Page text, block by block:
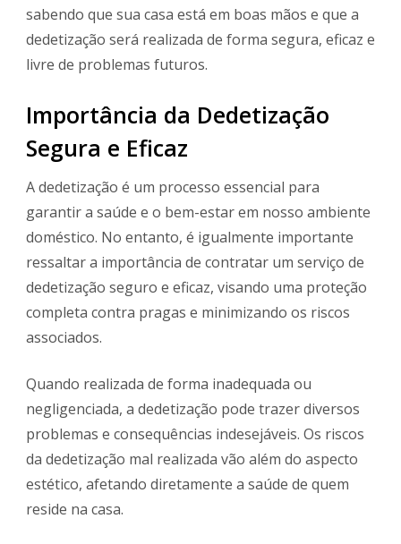
sabendo que sua casa está em boas mãos e que a
dedetização será realizada de forma segura, eficaz e
livre de problemas futuros.
Importância da Dedetização
Segura e Eficaz
A dedetização é um processo essencial para
garantir a saúde e o bem-estar em nosso ambiente
doméstico. No entanto, é igualmente importante
ressaltar a importância de contratar um serviço de
dedetização seguro e eficaz, visando uma proteção
completa contra pragas e minimizando os riscos
associados.
Quando realizada de forma inadequada ou
negligenciada, a dedetização pode trazer diversos
problemas e consequências indesejáveis. Os riscos
da dedetização mal realizada vão além do aspecto
estético, afetando diretamente a saúde de quem
reside na casa.